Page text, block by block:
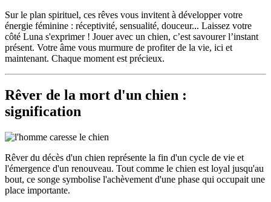
Sur le plan spirituel, ces rêves vous invitent à développer votre
énergie féminine : réceptivité, sensualité, douceur... Laissez votre
côté Luna s'exprimer ! Jouer avec un chien, c’est savourer l’instant
présent. Votre âme vous murmure de profiter de la vie, ici et
maintenant. Chaque moment est précieux.
Rêver de la mort d'un chien :
signification
Rêver du décès d'un chien représente la fin d'un cycle de vie et
l'émergence d'un renouveau. Tout comme le chien est loyal jusqu'au
bout, ce songe symbolise l'achèvement d'une phase qui occupait une
place importante.